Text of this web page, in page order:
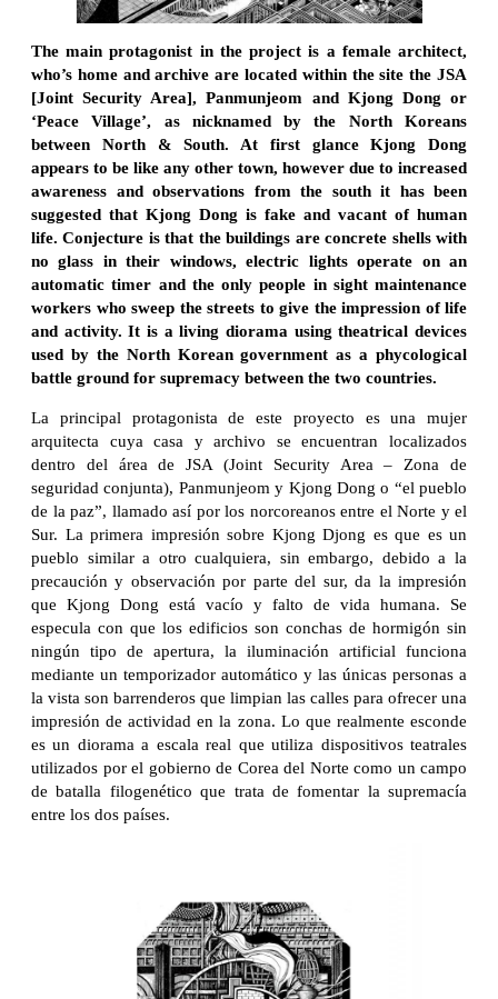
The main protagonist in the project is a female architect,
who’s home and archive are located within the site the JSA
[Joint Security Area], Panmunjeom and Kjong Dong or
‘Peace Village’, as nicknamed by the North Koreans
between North & South. At first glance Kjong Dong
appears to be like any other town, however due to increased
awareness and observations from the south it has been
suggested that Kjong Dong is fake and vacant of human
life. Conjecture is that the buildings are concrete shells with
no glass in their windows, electric lights operate on an
automatic timer and the only people in sight maintenance
workers who sweep the streets to give the impression of life
and activity. It is a living diorama using theatrical devices
used by the North Korean government as a phycological
battle ground for supremacy between the two countries.
La principal protagonista de este proyecto es una mujer
arquitecta cuya casa y archivo se encuentran localizados
dentro del área de JSA (Joint Security Area – Zona de
seguridad conjunta), Panmunjeom y Kjong Dong o “el pueblo
de la paz”, llamado así por los norcoreanos entre el Norte y el
Sur. La primera impresión sobre Kjong Djong es que es un
pueblo similar a otro cualquiera, sin embargo, debido a la
precaución y observación por parte del sur, da la impresión
que Kjong Dong está vacío y falto de vida humana. Se
especula con que los edificios son conchas de hormigón sin
ningún tipo de apertura, la iluminación artificial funciona
mediante un temporizador automático y las únicas personas a
la vista son barrenderos que limpian las calles para ofrecer una
impresión de actividad en la zona. Lo que realmente esconde
es un diorama a escala real que utiliza dispositivos teatrales
utilizados por el gobierno de Corea del Norte como un campo
de batalla filogenético que trata de fomentar la supremacía
entre los dos países.